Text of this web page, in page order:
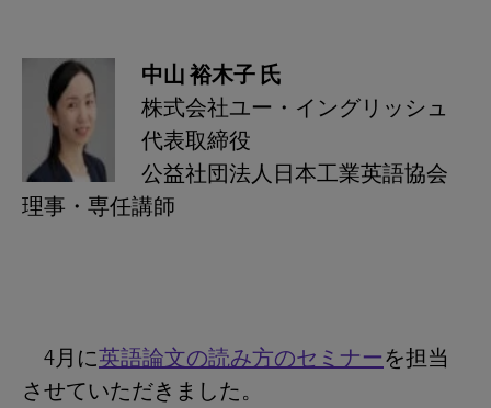
中山 裕木子 氏
株式会社ユー・イングリッシュ
代表取締役
公益社団法人日本工業英語協会
理事・専任講師
4月に英語論文の読み方のセミナーを担当
させていただきました。